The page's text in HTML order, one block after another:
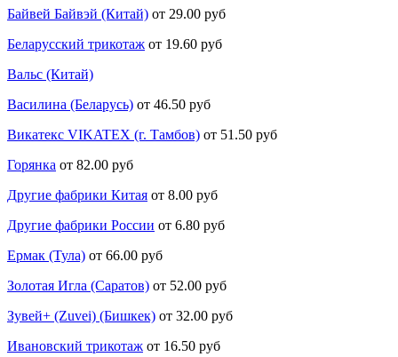
Байвей Байвэй (Китай) от 29.00 руб
Беларусский трикотаж от 19.60 руб
Вальс (Китай)
Василина (Беларусь) от 46.50 руб
Викатекс VIKATEX (г. Тамбов) от 51.50 руб
Горянка от 82.00 руб
Другие фабрики Китая от 8.00 руб
Другие фабрики России от 6.80 руб
Ермак (Тула) от 66.00 руб
Золотая Игла (Саратов) от 52.00 руб
Зувей+ (Zuvei) (Бишкек) от 32.00 руб
Ивановский трикотаж от 16.50 руб